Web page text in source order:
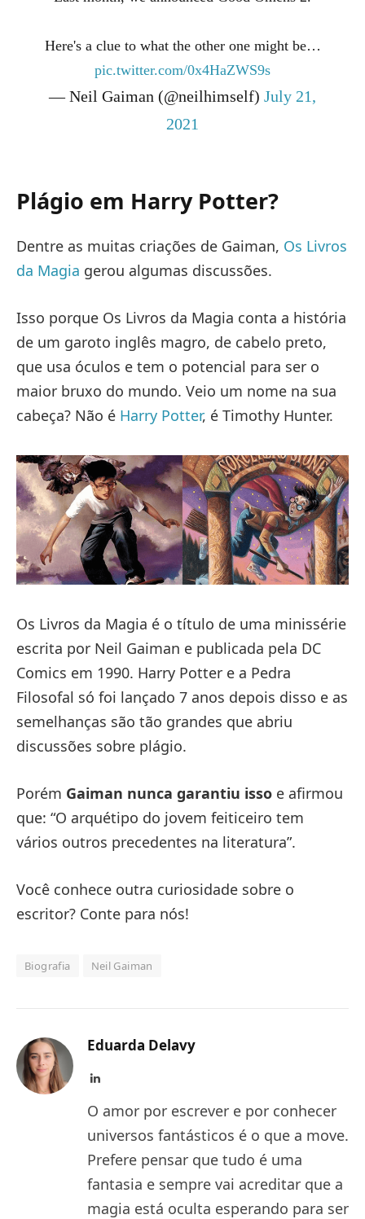
Here's a clue to what the other one might be…
pic.twitter.com/0x4HaZWS9s
— Neil Gaiman (@neilhimself) July 21,
2021
Plágio em Harry Potter?
Dentre as muitas criações de Gaiman, Os Livros
da Magia gerou algumas discussões.
Isso porque Os Livros da Magia conta a história
de um garoto inglês magro, de cabelo preto,
que usa óculos e tem o potencial para ser o
maior bruxo do mundo. Veio um nome na sua
cabeça? Não é Harry Potter, é Timothy Hunter.
Os Livros da Magia é o título de uma minissérie
escrita por Neil Gaiman e publicada pela DC
Comics em 1990. Harry Potter e a Pedra
Filosofal só foi lançado 7 anos depois disso e as
semelhanças são tão grandes que abriu
discussões sobre plágio.
Porém Gaiman nunca garantiu isso e afirmou
que: “O arquétipo do jovem feiticeiro tem
vários outros precedentes na literatura”.
Você conhece outra curiosidade sobre o
escritor? Conte para nós!
Biografia Neil Gaiman
Eduarda Delavy
LinkedIn
O amor por escrever e por conhecer
universos fantásticos é o que a move.
Prefere pensar que tudo é uma
fantasia e sempre vai acreditar que a
magia está oculta esperando para ser